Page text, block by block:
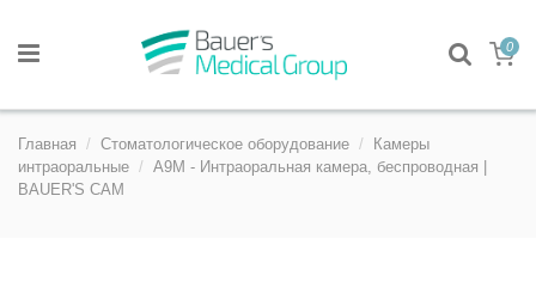
0
Главная Стоматологическое оборудование
Камеры
интраоральные
A9M - Интраоральная камера, беспроводная |
BAUER'S CAM